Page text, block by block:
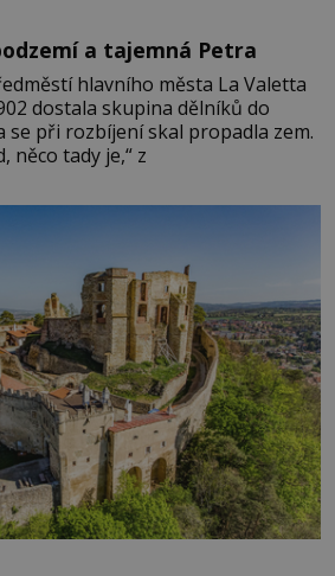
a tajemná Petra
hlavního města La Valetta
dostala skupina dělníků do
se při rozbíjení skal propadla zem.
něco tady je,“ z